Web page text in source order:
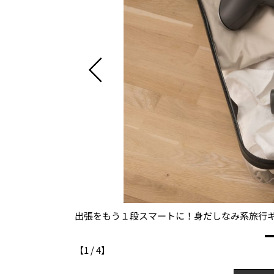
出張をもう１段スマートに！身だしなみ系旅行
【1 /4】